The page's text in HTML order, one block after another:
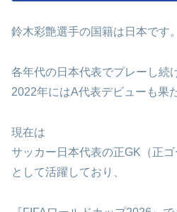
鈴木彩艶選手の国籍は日本です。
各年代の日本代表でプレーし続
2022年にはA代表デビューも果
現在は
サッカー日本代表の正GK（正ゴ
として活躍しており、